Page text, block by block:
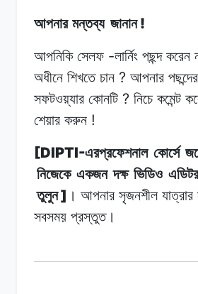
আপনার মন্তব্য জানান!
আপনিকি সেলফ -লার্নিং পছন্দ করেন
অধীনে শিখতে চান ? আপনার
সফটওয়্যার কোনটি ? নিচে কমেন্ট
শেয়ার করুন !
[DIPTI-এরপ্রফেশনাল কোর্সে
নিজেকে একজন দক্ষ ভিডিও এডিটর
তুলুন] । আপনার সৃজনশীল যাত্রার
সবসময় প্রস্তুত।